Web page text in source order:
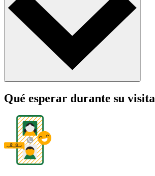
Qué esperar durante su visita